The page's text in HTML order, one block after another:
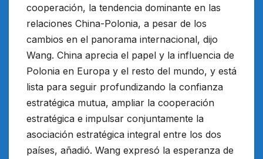
cooperación, la tendencia dominante en las
relaciones China-Polonia, a pesar de los
cambios en el panorama internacional, dijo
Wang. China aprecia el papel y la influencia de
Polonia en Europa y el resto del mundo, y está
lista para seguir profundizando la confianza
estratégica mutua, ampliar la cooperación
estratégica e impulsar conjuntamente la
asociación estratégica integral entre los dos
países, añadió. Wang expresó la esperanza de